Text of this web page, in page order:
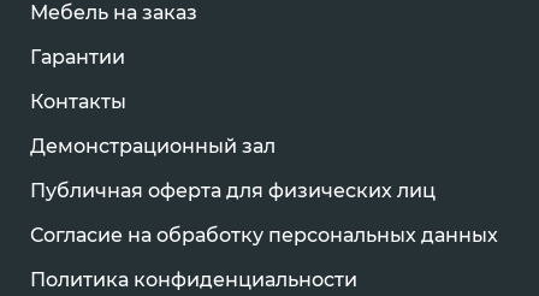
Мебель на заказ
Гарантии
Контакты
Демонстрационный зал
Публичная оферта для физических лиц
Согласие на обработку персональных данных
Политика конфиденциальности